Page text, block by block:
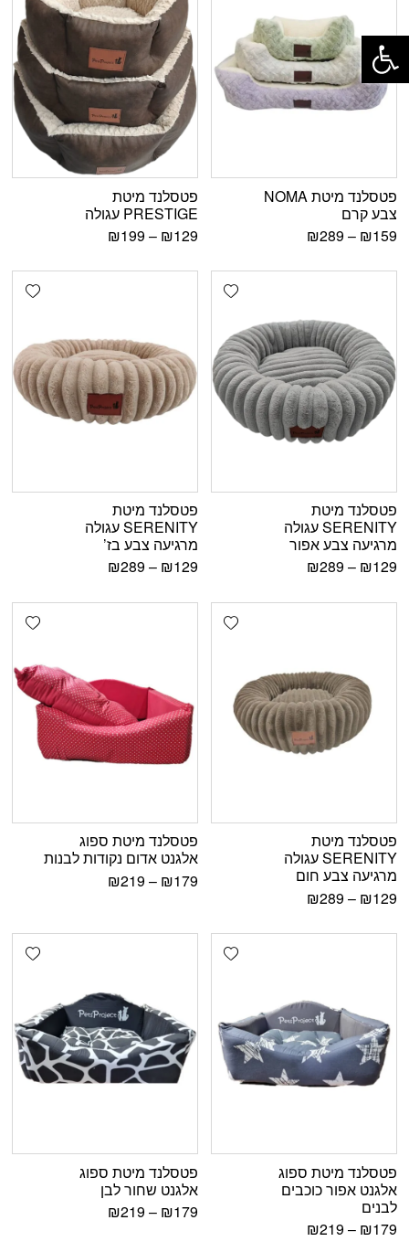
פטסלנד מיטת NOMA
צבע קרם
₪159
–
₪289
פטסלנד מיטת
PRESTIGE עגולה
₪129
–
₪199
Add wishlist
פטסלנד מיטת
SERENITY עגולה
מרגיעה צבע אפור
₪129
–
₪289
פטסלנד מיטת
SERENITY עגולה
מרגיעה צבע בז’
₪129
–
₪289
Add wishlist
פטסלנד מיטת
SERENITY עגולה
מרגיעה צבע חום
₪129
–
₪289
פטסלנד מיטת ספוג
אלגנט אדום נקודות לבנות
₪179
–
₪219
Add wishlist
פטסלנד מיטת ספוג
אלגנט אפור כוכבים
לבנים
₪179
–
₪219
פטסלנד מיטת ספוג
אלגנט שחור לבן
₪179
–
₪219
פתח סרגל נגישות